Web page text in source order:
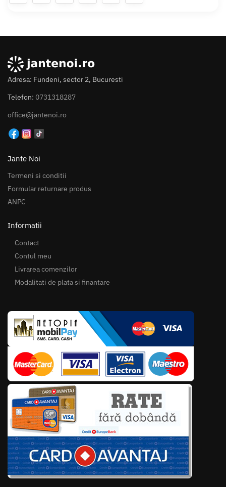
Adresa: Fundeni, sector 2, Bucuresti
Telefon: 0731318287
office@jantenoi.ro
Jante Noi
Termeni si conditii
Formular returnare produs
ANPC
Informatii
Contact
Contul meu
Livrarea comenzilor
Modalitati de plata si finantare